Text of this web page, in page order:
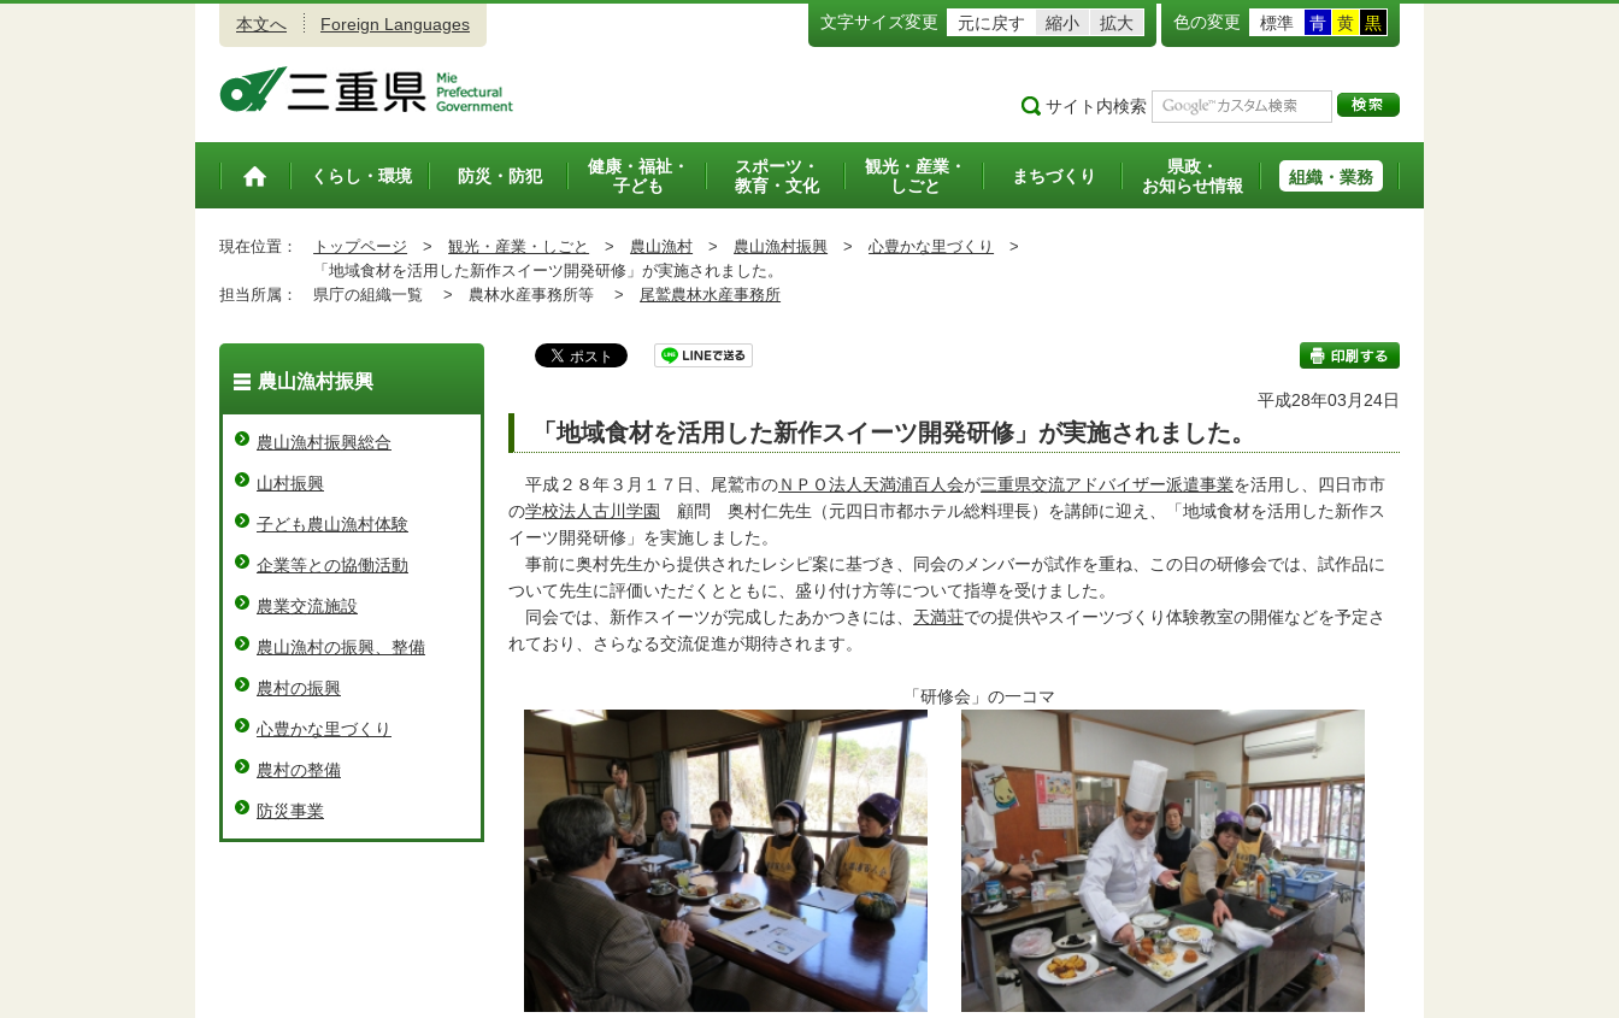
本文へ Foreign Languages 文字サイズ変更 元に戻す 縮小 拡大 色の変更 標準 青 黄 黒
サイト内検索
トップペ
くらし・環境 防災・防犯
健康・福祉・
子ども
スポーツ・
教育・文化
観光・産業・
しごと
まちづくり
県政・
お知らせ情報
組織・業務
現在位置： トップページ > 観光・産業・しごと > 農山漁村 > 農山漁村振興 > 心豊かな里づくり
>
「地域食材を活用した新作スイーツ開発研修」が実施されました。
担当所属：
県庁の組織一覧 > 農林水産事務所等 > 尾鷲農林水産事務所
印刷する
平成28年03月24日
「地域食材を活用した新作スイーツ開発研修」が実施されました。
平成２８年３月１７日、尾鷲市のＮＰＯ法人天満浦百人会が三重県交流アドバイザー派遣事業を活用し、四日市市
の学校法人古川学園
顧問 奥村仁先生（元四日市都ホテル総料理長）を講師に迎え、「地域食材を活用した新作ス
イーツ開発研修」を実施しました。
事前に奥村先生から提供されたレシピ案に基づき、同会のメンバーが試作を重ね、この日の研修会では、試作品に
ついて先生に評価いただくとともに、盛り付け方等について指導を受けました。
同会では、新作スイーツが完成したあかつきには、 天満荘での提供やスイーツづくり体験教室の開催などを予定さ
れており、さらなる交流促進が期待されます。
「研修会」の一コマ
農山漁村振興
農山漁村振興総合
山村振興
子ども農山漁村体験
企業等との協働活動
農業交流施設
農山漁村の振興、整備
農村の振興
心豊かな里づくり
農村の整備
防災事業